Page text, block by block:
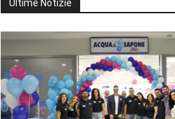
Ultime Notizie